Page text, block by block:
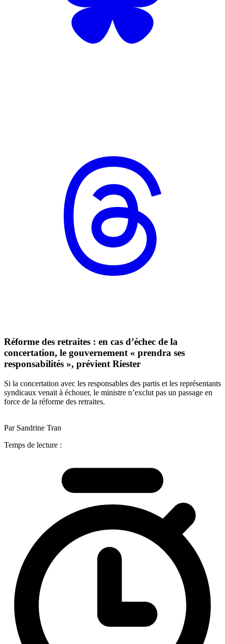
Réforme des retraites : en cas d’échec de la
concertation, le gouvernement « prendra ses
responsabilités », prévient Riester
Si la concertation avec les responsables des partis et les représentants
syndicaux venait à échouer, le ministre n’exclut pas un passage en
force de la réforme des retraites.
Par Sandrine Tran
Temps de lecture :